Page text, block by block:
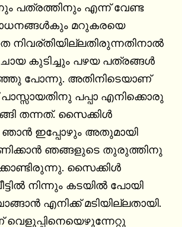
പത്രത്തിനും എന്ന് വേണ്ട
മറുകരയെ
നിവര്തിയില്ലതിരുന്നതിനാല്‍
കുടിച്ചും പഴയ പത്രങ്ങള്‍
പോന്നു. അതിനിടെയാണ്
തന്നത്. സൈക്കിള്‍
ഞാന്‍ ഇപ്പോഴും അതുമായി
ഞങ്ങളുടെ തുരുത്തിനു
സൈക്കിള്‍
നിന്നും കടയില്‍ പോയി
എനിക്ക് മടിയില്ലതായി.